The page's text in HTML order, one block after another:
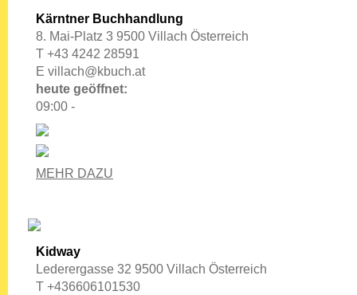
Kärntner Buchhandlung
8. Mai-Platz 3 9500 Villach Österreich
T +43 4242 28591
E villach@kbuch.at
heute geöffnet:
09:00 -
MEHR DAZU
Kidway
Lederergasse 32 9500 Villach Österreich
T +436606101530